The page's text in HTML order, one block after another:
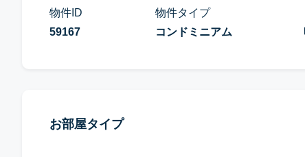
物件ID
59167
物件タイプ
コンドミニアム
お部屋タイプ